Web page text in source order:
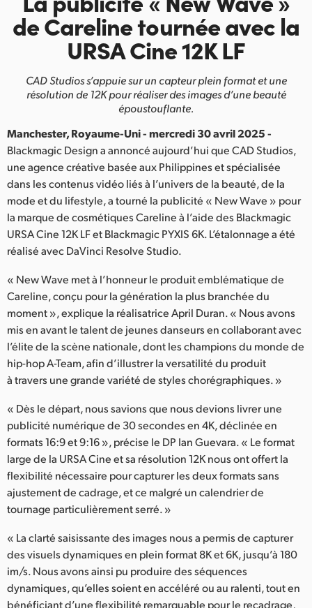
Finland
France
Hong Kong SAR, China
India
Italy
Korea
Mexico
Malaysia
Netherlands
New Zealand
Norway
Poland
Portugal
Singapore
South Africa
Sweden
Chinese Taipei
deCarelinetournée avec la
URSA Cine 12K LF
CAD Studios s’appuie sur un capteur plein format et une
résolution de 12K pour réaliser des images d’une beauté
époustouflante.
Manchester, Royaume-Uni - mercredi 30 avril 2025 -
Blackmagic Design a annoncé aujourd’hui que CAD Studios,
une agence créative basée aux Philippines et spécialisée
dans les contenus vidéo liés à l’univers de la beauté, de la
mode et du lifestyle, a tourné la publicité « New Wave » pour
la marque de cosmétiques Careline à l’aide des Blackmagic
URSA Cine 12K LF et Blackmagic PYXIS 6K. L’étalonnage a été
réalisé avec DaVinci Resolve Studio.
« New Wave met à l’honneur le produit emblématique de
Careline, conçu pour la génération la plus branchée du
moment », explique la réalisatrice April Duran. « Nous avons
mis en avant le talent de jeunes danseurs en collaborant avec
l’élite de la scène nationale, dont les champions du monde de
hip-hop A-Team, afin d’illustrer la versatilité du produit
à travers une grande variété de styles chorégraphiques. »
« Dès le départ, nous savions que nous devions livrer une
publicité numérique de 30 secondes en 4K, déclinée en
formats 16:9 et 9:16 », précise le DP Ian Guevara. « Le format
large de la URSA Cine et sa résolution 12K nous ont offert la
flexibilité nécessaire pour capturer les deux formats sans
ajustement de cadrage, et ce malgré un calendrier de
tournage particulièrement serré. »
« La clarté saisissante des images nous a permis de capturer
des visuels dynamiques en plein format 8K et 6K, jusqu’à 180
im/s. Nous avons ainsi pu produire des séquences
dynamiques, qu’elles soient en accéléré ou au ralenti, tout en
bénéficiant d’une flexibilité remarquable pour le recadrage,